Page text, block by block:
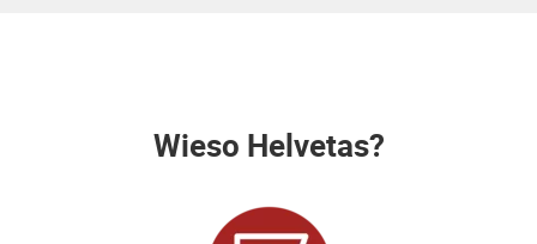
Wieso Helvetas?